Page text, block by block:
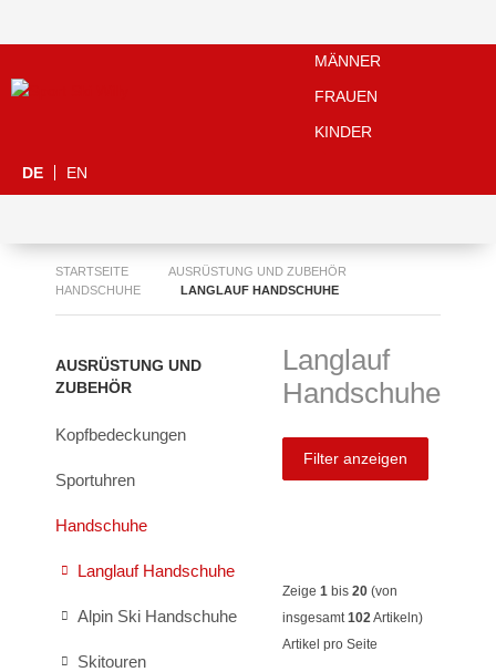
MÄNNER
FRAUEN
KINDER
DE EN
STARTSEITE
AUSRÜSTUNG UND ZUBEHÖR
HANDSCHUHE
LANGLAUF HANDSCHUHE
AUSRÜSTUNG UND
ZUBEHÖR
Kopfbedeckungen
Sportuhren
Handschuhe
Langlauf Handschuhe
Alpin Ski Handschuhe
Skitouren
Langlauf
Handschuhe
Filter anzeigen
Zeige 1 bis 20 (von
insgesamt102Artikeln)
Artikel pro Seite